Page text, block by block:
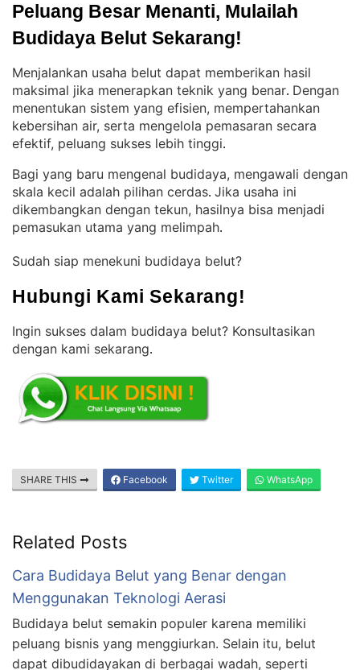
Peluang Besar Menanti, Mulailah
Budidaya Belut Sekarang!
Menjalankan usaha belut dapat memberikan hasil
maksimal jika menerapkan teknik yang benar. Dengan
menentukan sistem yang efisien, mempertahankan
kebersihan air, serta mengelola pemasaran secara
efektif, peluang sukses lebih tinggi.
Bagi yang baru mengenal budidaya, mengawali dengan
skala kecil adalah pilihan cerdas. Jika usaha ini
dikembangkan dengan tekun, hasilnya bisa menjadi
pemasukan utama yang melimpah.
Sudah siap menekuni budidaya belut?
Hubungi Kami Sekarang!
Ingin sukses dalam budidaya belut? Konsultasikan
dengan kami sekarang.
SHARE THIS Facebook Twitter WhatsApp
Related Posts
Cara Budidaya Belut yang Benar dengan
Menggunakan Teknologi Aerasi
Budidaya belut semakin populer karena memiliki
peluang bisnis yang menggiurkan. Selain itu, belut
dapat dibudidayakan di berbagai wadah, seperti